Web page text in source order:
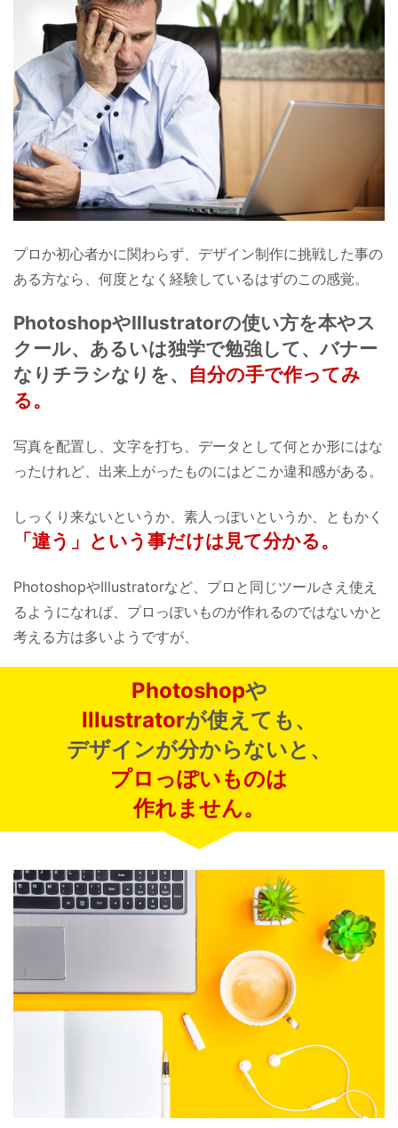
プロか初心者かに関わらず、デザイン制作に挑戦した事の
ある方なら、何度となく経験しているはずのこの感覚。
PhotoshopやIllustratorの使い方を本やス
クール、あるいは独学で勉強して、バナー
なりチラシなりを、 自分の手で作ってみ
る。
写真を配置し、文字を打ち、 データとして何とか形にはな
ったけれど、 出来上がったものにはどこか違和感がある。
しっくり来ないというか、素人っぽいというか、 ともかく
「違う」という事だけは見て分かる。
PhotoshopやIllustratorなど、 プロと同じツールさえ使え
るようになれば、 プロっぽいものが作れるのではないかと
考える方は多いようですが、
Photoshopや
Illustratorが使えても、
デザインが分からないと、
プロっぽいものは
作れません。